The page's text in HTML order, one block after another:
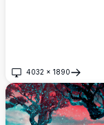
4032 × 1890
Aç